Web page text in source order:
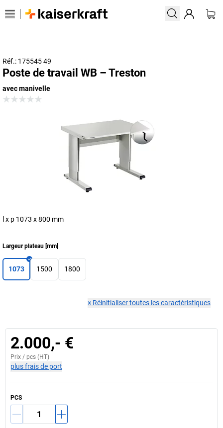
Réf.: 175545 49
Poste de travail WB – Treston
avec manivelle
l x p 1073 x 800 mm
Largeur plateau [mm]
1073 1500 1800
× Réinitialiser toutes les caractéristiques
2.000,- €
Prix / pcs (HT)
plus frais de port
PCS